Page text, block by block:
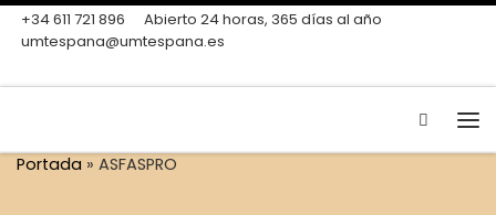
Skip to content
+34 611 721 896
Abierto 24 horas, 365 días al año
umtespana@umtespana.es
Search
Portada » ASFASPRO